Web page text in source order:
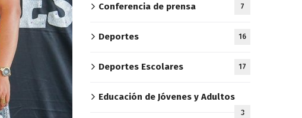
Conferencia de prensa 7
Deportes 16
Deportes Escolares 17
Educación de Jóvenes y Adultos
3